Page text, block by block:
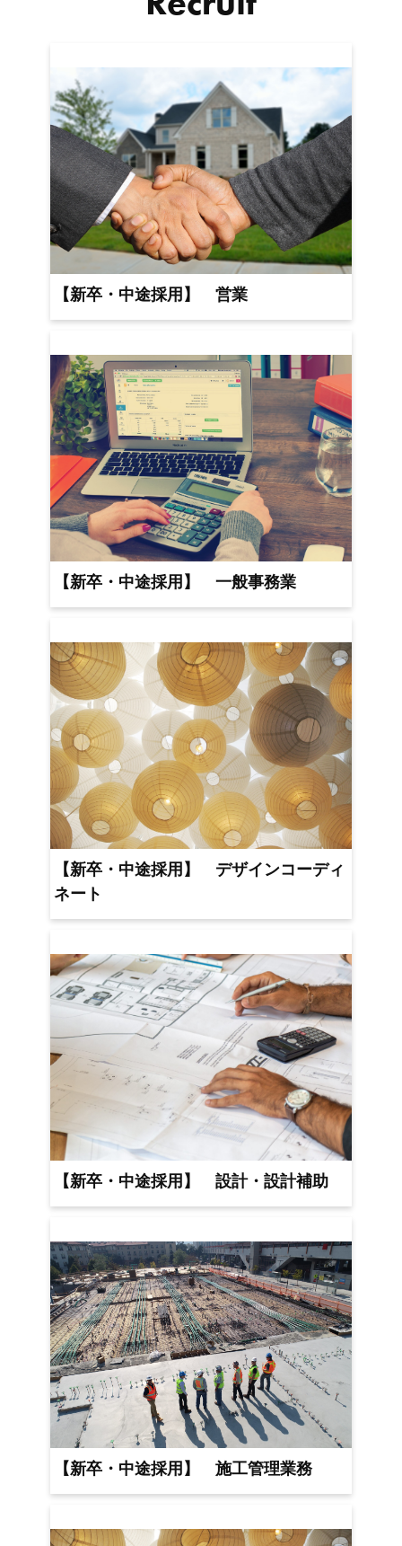
【新卒・中途採用】 営業
【新卒・中途採用】 一般事務業
【新卒・中途採用】 デザインコーディ
ネート
【新卒・中途採用】 設計・設計補助
【新卒・中途採用】 施工管理業務